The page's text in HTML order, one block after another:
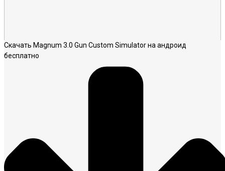
Скачать Magnum 3.0 Gun Custom Simulator на андроид
бесплатно